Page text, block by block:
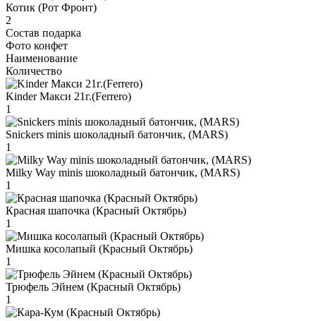
Котик (Рот Фронт)
2
Состав подарка
Фото конфет
Наименование
Количество
Kinder Макси 21г.(Ferrero)
1
Snickers minis шоколадный батончик, (MARS)
1
Milky Way minis шоколадный батончик, (MARS)
1
Красная шапочка (Красный Октябрь)
1
Мишка косолапый (Красный Октябрь)
1
Трюфель Эйнем (Красный Октябрь)
1